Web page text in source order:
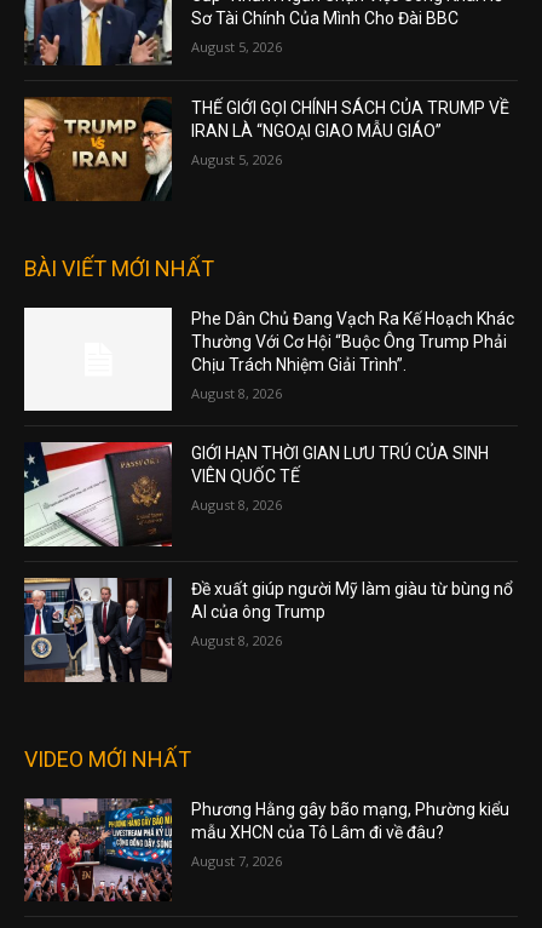
Sơ Tài Chính Của Mình Cho Đài BBC
August 5, 2026
THẾ GIỚI GỌI CHÍNH SÁCH CỦA TRUMP VỀ
IRAN LÀ “NGOẠI GIAO MẪU GIÁO”
August 5, 2026
BÀI VIẾT MỚI NHẤT
Phe Dân Chủ Đang Vạch Ra Kế Hoạch Khác
Thường Với Cơ Hội “Buộc Ông Trump Phải
Chịu Trách Nhiệm Giải Trình”.
August 8, 2026
GIỚI HẠN THỜI GIAN LƯU TRÚ CỦA SINH
VIÊN QUỐC TẾ
August 8, 2026
Đề xuất giúp người Mỹ làm giàu từ bùng nổ
AI của ông Trump
August 8, 2026
VIDEO MỚI NHẤT
Phương Hằng gây bão mạng, Phường kiểu
mẫu XHCN của Tô Lâm đi về đâu?
August 7, 2026